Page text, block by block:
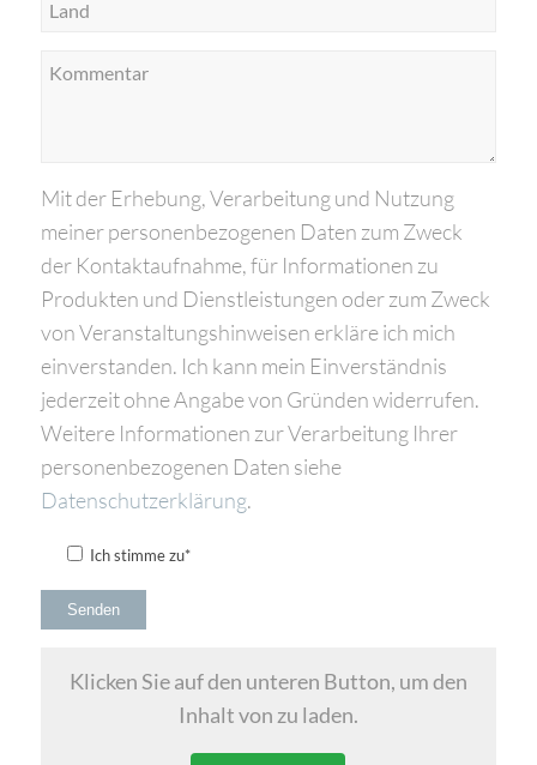
Mit der Erhebung, Verarbeitung und Nutzung
meiner personenbezogenen Daten zum Zweck
der Kontaktaufnahme, für Informationen zu
Produkten und Dienstleistungen oder zum Zweck
von Veranstaltungshinweisen erkläre ich mich
einverstanden. Ich kann mein Einverständnis
jederzeit ohne Angabe von Gründen widerrufen.
Weitere Informationen zur Verarbeitung Ihrer
personenbezogenen Daten siehe
Datenschutzerklärung.
Ich stimme zu*
Klicken Sie auf den unteren Button, um den
Inhalt von zu laden.